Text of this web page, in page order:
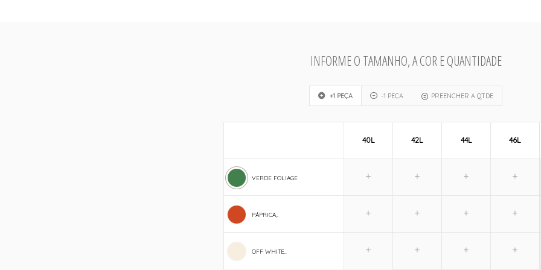
INFORME O TAMANHO, A COR E QUANTIDADE
+1 PEÇA -1 PEÇA PREENCHER A QTDE
VERDE FOLIAGE
PÁPRICA,.
OFF WHITE..
40L 42L 44L 46L